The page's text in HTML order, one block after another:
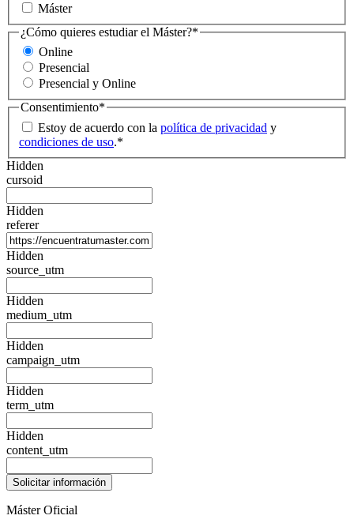
Máster
¿Cómo quieres estudiar el Máster?*
Online
Presencial
Presencial y Online
Consentimiento*
Estoy de acuerdo con la política de privacidad y
condiciones de uso.*
Hidden
cursoid
Hidden
referer
Hidden
source_utm
Hidden
medium_utm
Hidden
campaign_utm
Hidden
term_utm
Hidden
content_utm
Máster Oficial